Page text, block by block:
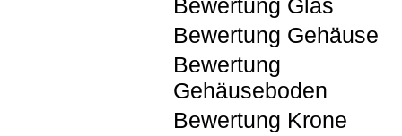
Bewertung Glas
Bewertung Gehäuse
Bewertung
Gehäuseboden
Bewertung Krone